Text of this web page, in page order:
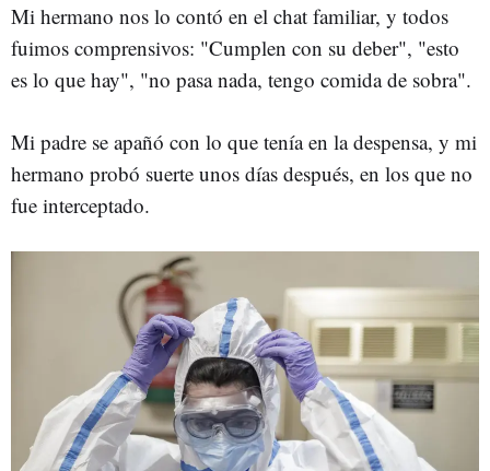
Mi hermano nos lo contó en el chat familiar, y todos
fuimos comprensivos: "Cumplen con su deber", "esto
es lo que hay", "no pasa nada, tengo comida de sobra".
Mi padre se apañó con lo que tenía en la despensa, y mi
hermano probó suerte unos días después, en los que no
fue interceptado.